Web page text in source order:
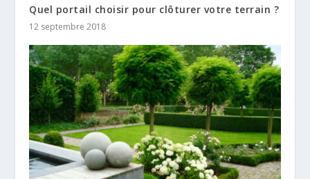
Quel portail choisir pour clôturer votre terrain ?
12 septembre 2018